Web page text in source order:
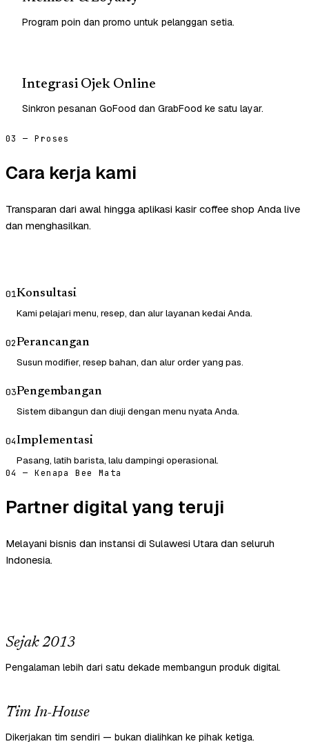
Program poin dan promo untuk pelanggan setia.
Integrasi Ojek Online
Sinkron pesanan GoFood dan GrabFood ke satu layar.
03 — Proses
Cara kerja kami
Transparan dari awal hingga aplikasi kasir coffee shop Anda live
dan menghasilkan.
01Konsultasi
Kami pelajari menu, resep, dan alur layanan kedai Anda.
02Perancangan
Susun modifier, resep bahan, dan alur order yang pas.
03Pengembangan
Sistem dibangun dan diuji dengan menu nyata Anda.
04Implementasi
Pasang, latih barista, lalu dampingi operasional.
04 — Kenapa Bee Mata
Partner digital yang teruji
Melayani bisnis dan instansi di Sulawesi Utara dan seluruh
Indonesia.
Sejak 2013
Pengalaman lebih dari satu dekade membangun produk digital.
Tim In-House
Dikerjakan tim sendiri — bukan dialihkan ke pihak ketiga.